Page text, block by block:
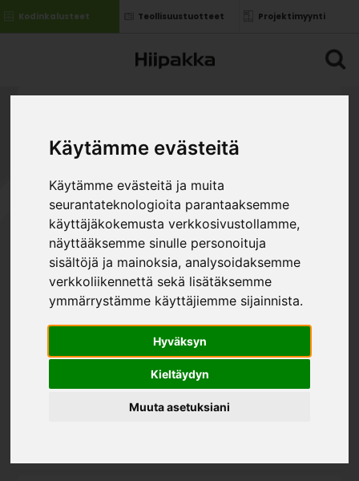
Käytämme evästeitä
Käytämme evästeitä ja muita
seurantateknologioita parantaaksemme
käyttäjäkokemusta verkkosivustollamme,
näyttääksemme sinulle personoituja
sisältöjä ja mainoksia, analysoidaksemme
verkkoliikennettä sekä lisätäksemme
ymmärrystämme käyttäjiemme sijainnista.
Hyväksyn
Kieltäydyn
Muuta asetuksiani
Kodinkalusteet Teollisuustuotteet Projektimyynti
LAATIKOSTOKAAPPI
MAGIC PRO LAATIKOIN
P3
Kodin kalusteet » Siirtoryhmä »
Laatikostokaappi Magic Pro laatikoin P3
KOKO